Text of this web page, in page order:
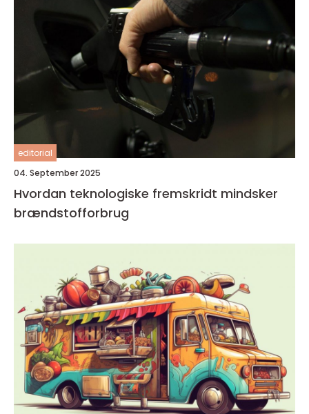
editorial
04. September 2025
Hvordan teknologiske fremskridt mindsker
brændstofforbrug